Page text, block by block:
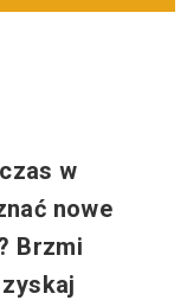
w
nowe
Brzmi